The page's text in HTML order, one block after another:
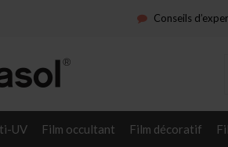
Conseils
UV Film occultant Film décoratif